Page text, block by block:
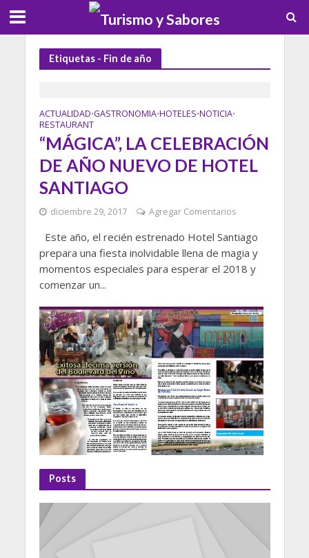
Etiquetas - Fin de año
ACTUALIDAD•GASTRONOMIA•HOTELES•NOTICIA•
RESTAURANT
“MÁGICA”, LA CELEBRACIÓN
DE AÑO NUEVO DE HOTEL
SANTIAGO
diciembre 29, 2017 Agregar Comentarios
Este año, el recién estrenado Hotel Santiago
prepara una fiesta inolvidable llena de magia y
momentos especiales para esperar el 2018 y
comenzar un...
Posts